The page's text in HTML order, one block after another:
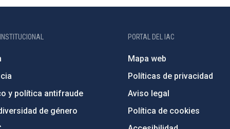
y política antifraude
de género
PORTAL DEL IAC
Mapa web
Políticas de privacidad
Aviso legal
Política de cookies